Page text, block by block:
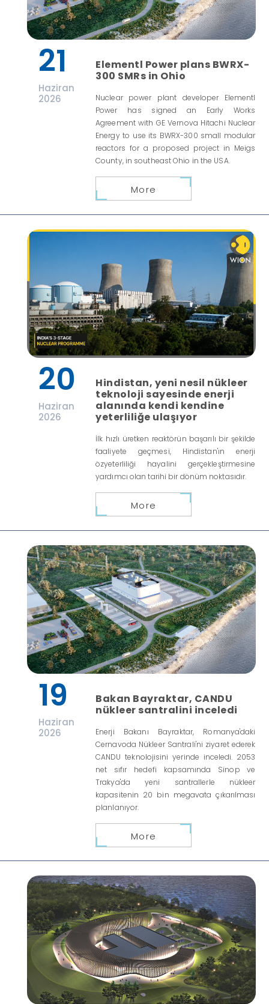
21
Haziran
2026
Elementl Power plans BWRX-
300 SMRs in Ohio
Nuclear power plant developer Elementl
Power has signed an Early Works
Agreement with GE Vernova Hitachi Nuclear
Energy to use its BWRX-300 small modular
reactors for a proposed project in Meigs
County, in southeast Ohio in the USA.
More
20
Haziran
2026
Hindistan, yeni nesil nükleer
teknoloji sayesinde enerji
alanında kendi kendine
yeterliliğe ulaşıyor
İlk hızlı üretken reaktörün başarılı bir şekilde
faaliyete geçmesi, Hindistan'ın enerji
özyeterliliği hayalini gerçekleştirmesine
yardımcı olan tarihi bir dönüm noktasıdır.
More
19
Haziran
2026
Bakan Bayraktar, CANDU
nükleer santralini inceledi
Enerji Bakanı Bayraktar, Romanya'daki
Cernavoda Nükleer Santrali'ni ziyaret ederek
CANDU teknolojisini yerinde inceledi. 2053
net sıfır hedefi kapsamında Sinop ve
Trakya'da yeni santrallerle nükleer
kapasitenin 20 bin megavata çıkarılması
planlanıyor.
More